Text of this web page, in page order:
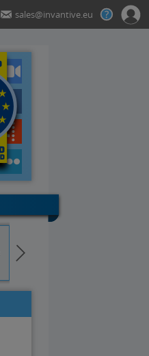
sales@invantive.eu